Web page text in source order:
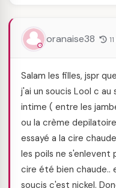
oranaise38
Salam les filles, jspr
j'ai un soucis Lool c
intime ( entre les
ou la crème
essayé a la cire
les poils ne s'enlevent
cire été bien chaude..
soucis c'est nickel.